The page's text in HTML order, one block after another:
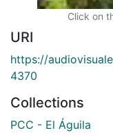
Click on
URI
https://
4370
Collections
PCC - El Águila